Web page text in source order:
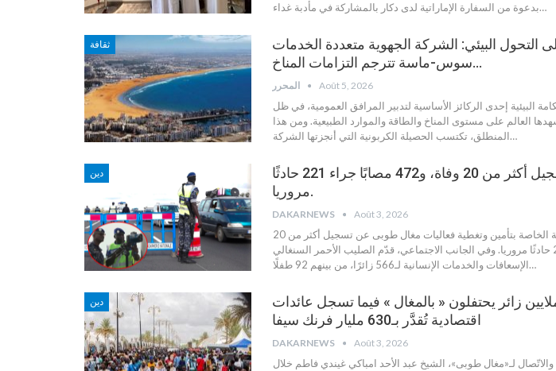
بدعوة من السفارة الإماراتية لدى دكار بالمشاركة في مأدبة غداء…
ثقافة
التحول البيئي: الشركة الجهوية متعددة الخدمات
سوس-ماسة تترجم التزامات المناخ…
Août 5, 2026
البيئية إحدى الركائز الأساسية لتدبير المرافق العمومية، في ظل
العالم على مستوى المناخ والطاقة والموارد الطبيعية. ومن هذا
المنطلق، تكتسب الحصيلة الكربونية التي أنجزتها الشركة…
دين
مغال طوبى:تسجيل أكثر من 20 وفاة، و472 مصابًا جراء 221 حادثًا
مروريا.
DAKARNEWS Août 3, 2026
كشفت الحصيلة الرسمية الخاصة بتأمين وتغطية فعاليات مغال طوبى عن تسجيل أكثر من 20
وفي الجانب الاجتماعي، قدّم الصليب الأحمر السنغالي
الإسعافات والخدمات الإنسانية لـ566 زائرًا، من بينهم 92 طفلًا…
دين
: نحو 7 ملايين زائر يحتفلون « بالمغال » فيما تسجل عائدات
اقتصادية تُقدَّر بـ630 مليار فرنك سيفا
DAKARNEWS Août 3, 2026
لـ«مغال طوبى»، الشيخ عبد الأحد امباكي غيندي فاطم خلال